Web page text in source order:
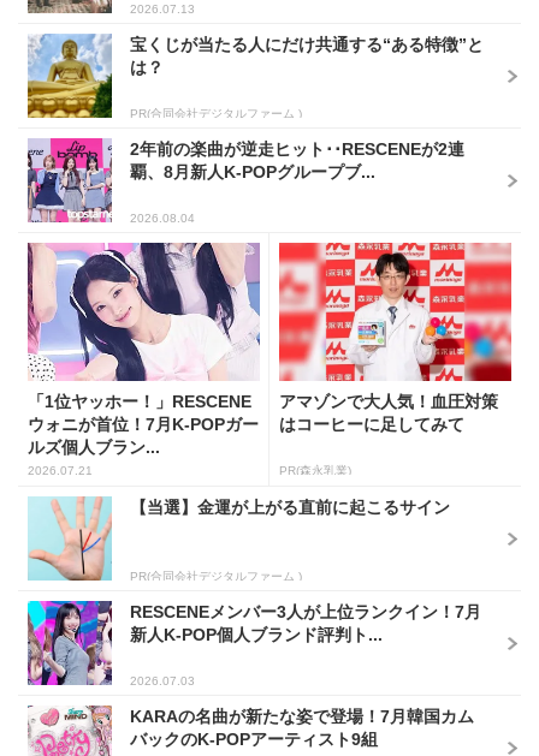
2026.07.13
宝くじが当たる人にだけ共通する“ある特徴”と
は？
PR(合同会社デジタルファーム )
2年前の楽曲が逆走ヒット･･RESCENEが2連
覇、8月新人K-POPグループブ...
2026.08.04
「1位ヤッホー！」RESCENE
ウォニが首位！7月K-POPガー
ルズ個人ブラン...
2026.07.21
アマゾンで大人気！血圧対策
はコーヒーに足してみて
PR(森永乳業)
【当選】金運が上がる直前に起こるサイン
PR(合同会社デジタルファーム )
RESCENEメンバー3人が上位ランクイン！7月
新人K-POP個人ブランド評判ト...
2026.07.03
KARAの名曲が新たな姿で登場！7月韓国カム
バックのK-POPアーティスト9組